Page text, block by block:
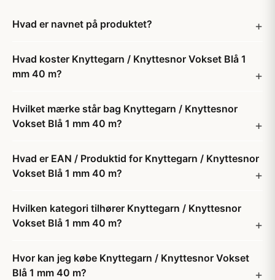
Hvad er navnet på produktet?
Hvad koster Knyttegarn / Knyttesnor Vokset Blå 1
mm 40 m?
Hvilket mærke står bag Knyttegarn / Knyttesnor
Vokset Blå 1 mm 40 m?
Hvad er EAN / Produktid for Knyttegarn / Knyttesnor
Vokset Blå 1 mm 40 m?
Hvilken kategori tilhører Knyttegarn / Knyttesnor
Vokset Blå 1 mm 40 m?
Hvor kan jeg købe Knyttegarn / Knyttesnor Vokset
Blå 1 mm 40 m?